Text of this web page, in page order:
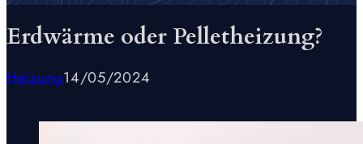
Erdwärme oder Pelletheizung?
Heizung14/05/2024